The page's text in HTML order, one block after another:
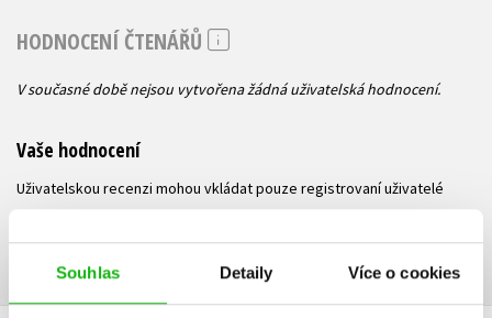
Souhlas Detaily Více o cookies
HODNOCENÍ ČTENÁŘŮ
V současné době nejsou vytvořena žádná uživatelská hodnocení.
Vaše hodnocení
Uživatelskou recenzi mohou vkládat pouze registrovaní uživatelé
Přihlásit